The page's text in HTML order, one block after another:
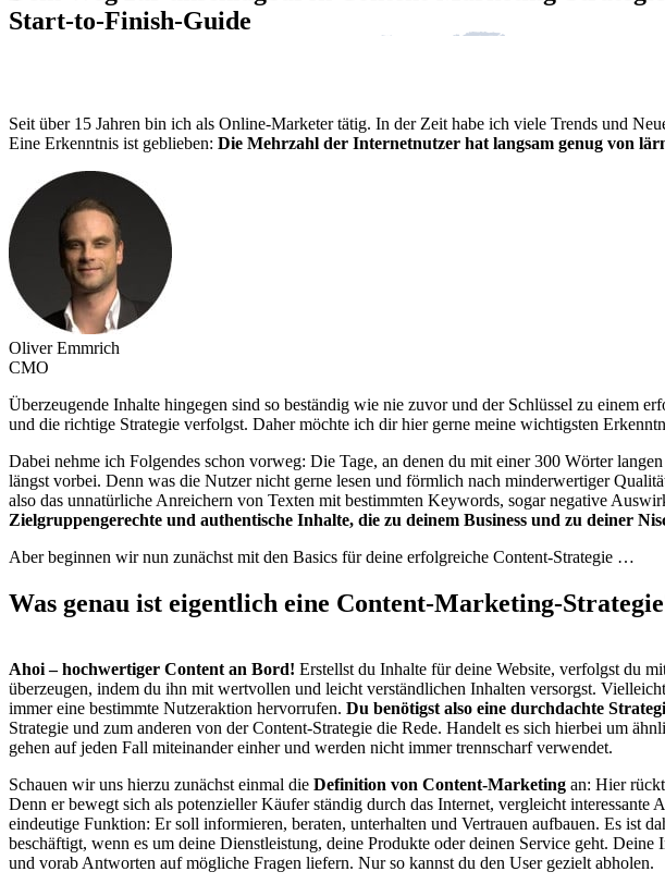
Start-to-Finish-Guide
Seit über 15 Jahren bin ich als Online-Marketer tätig. In der Zeit habe ich viele Trends und
Eine Erkenntnis ist geblieben: Die Mehrzahl der Internetnutzer hat langsam genug von
Oliver Emmrich
CMO
Überzeugende Inhalte hingegen sind so beständig wie nie zuvor und der Schlüssel zu einem
und die richtige Strategie verfolgst. Daher möchte ich dir hier gerne meine wichtigsten
Dabei nehme ich Folgendes schon vorweg: Die Tage, an denen du mit einer 300 Wörter
längst vorbei. Denn was die Nutzer nicht gerne lesen und förmlich nach minderwertiger
also das unnatürliche Anreichern von Texten mit bestimmten Keywords, sogar negative
Zielgruppengerechte und authentische Inhalte, die zu deinem Business und zu deiner
Aber beginnen wir nun zunächst mit den Basics für deine erfolgreiche Content-Strategie …
Was genau ist eigentlich eine Content-Marketing-
Ahoi – hochwertiger Content an Bord! Erstellst du Inhalte für deine Website, verfolgst du
überzeugen, indem du ihn mit wertvollen und leicht verständlichen Inhalten versorgst.
immer eine bestimmte Nutzeraktion hervorrufen. Du benötigst also eine durchdachte
Strategie und zum anderen von der Content-Strategie die Rede. Handelt es sich hierbei um
gehen auf jeden Fall miteinander einher und werden nicht immer trennscharf verwendet.
Schauen wir uns hierzu zunächst einmal die Definition von Content-Marketing an: Hier
Denn er bewegt sich als potenzieller Käufer ständig durch das Internet, vergleicht
eindeutige Funktion: Er soll informieren, beraten, unterhalten und Vertrauen aufbauen. Es ist
beschäftigt, wenn es um deine Dienstleistung, deine Produkte oder deinen Service geht.
und vorab Antworten auf mögliche Fragen liefern. Nur so kannst du den User gezielt abholen.